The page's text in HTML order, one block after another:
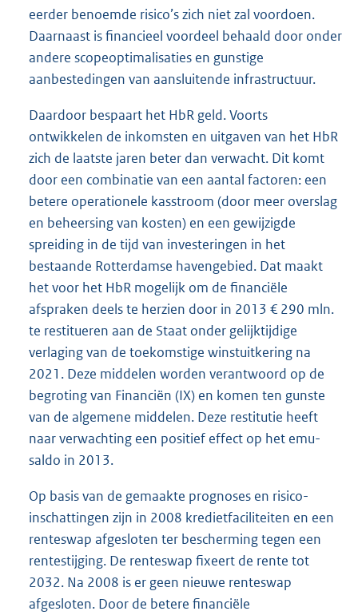
eerder benoemde risico’s zich niet zal voordoen.
Daarnaast is financieel voordeel behaald door onder
andere scopeoptimalisaties en gunstige
aanbestedingen van aansluitende infrastructuur.
Daardoor bespaart het HbR geld. Voorts
ontwikkelen de inkomsten en uitgaven van het HbR
zich de laatste jaren beter dan verwacht. Dit komt
door een combinatie van een aantal factoren: een
betere operationele kasstroom (door meer overslag
en beheersing van kosten) en een gewijzigde
spreiding in de tijd van investeringen in het
bestaande Rotterdamse havengebied. Dat maakt
het voor het HbR mogelijk om de financiële
afspraken deels te herzien door in 2013 € 290 mln.
te restitueren aan de Staat onder gelijktijdige
verlaging van de toekomstige winstuitkering na
2021. Deze middelen worden verantwoord op de
begroting van Financiën (IX) en komen ten gunste
van de algemene middelen. Deze restitutie heeft
naar verwachting een positief effect op het emu-
saldo in 2013.
Op basis van de gemaakte prognoses en risico-
inschattingen zijn in 2008 kredietfaciliteiten en een
renteswap afgesloten ter bescherming tegen een
rentestijging. De renteswap fixeert de rente tot
2032. Na 2008 is er geen nieuwe renteswap
afgesloten. Door de betere financiële